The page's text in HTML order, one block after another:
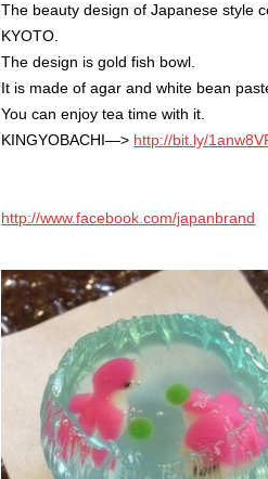
The beauty design of Japanese style
KYOTO.
The design is gold fish bowl.
It is made of agar and white bean
You can enjoy tea time with it.
KINGYOBACHI—> http://bit.ly/
http://www.facebook.com/japanbrand